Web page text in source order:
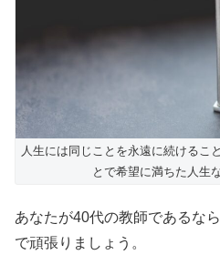
人生には同じことを永遠に続けるこ
とで希望に満ちた人生
あなたが40代の教師であるな
で頑張りましょう。